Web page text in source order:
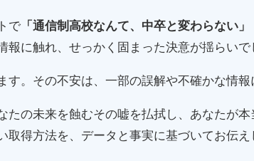
で 「通信制高校なんて、中卒と変わらない
報に触れ、せっかく固まった決意が揺らいで
す。その不安は、一部の誤解や不確かな情
たの未来を蝕むその嘘を払拭し、あなたが
取得方法を、データと事実に基づいてお伝え